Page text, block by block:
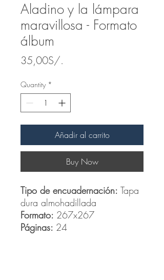
Aladino y la lámpara
maravillosa - Formato
álbum
35,00S/.
Quantity *
Añadir al carrito
Buy Now
Tipo de encuadernación: Tapa
dura almohadillada
Formato: 267x267
Páginas: 24